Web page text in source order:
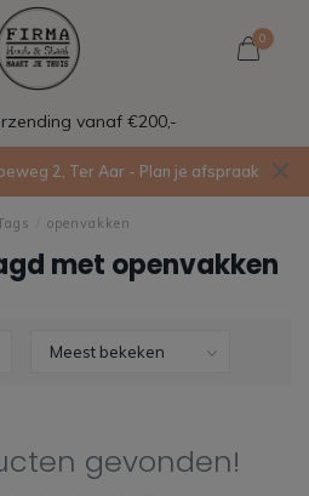
0
vanaf €200,-
2, Ter Aar - Plan je afspraak
openvakken
met openvakken
gevonden!